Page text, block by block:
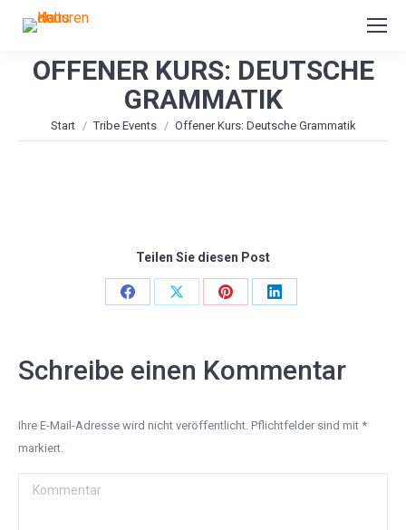
OFFENER KURS: DEUTSCHE
GRAMMATIK
Sie befinden sich hier:
Start Tribe Events Offener Kurs: Deutsche Grammatik
Teilen Sie diesen Post
Share
Facebook
Share
Share
Share
LinkedIn
Schreibe einen Kommentar
Ihre E-Mail-Adresse wird nicht veröffentlicht. Pflichtfelder sind mit *
markiert.
Kommentar